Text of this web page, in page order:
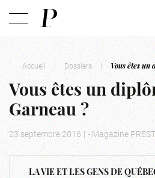
Accueil | Dossiers | Vous êtes un
Vous êtes un
Garneau ?
23 septembre 2016 | - Magazine
LA VIE ET LES GENS DE